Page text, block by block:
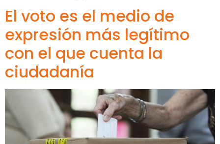
El voto es el medio de
expresión más legítimo
con el que cuenta la
ciudadanía